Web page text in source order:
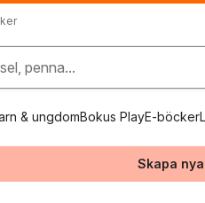
penna...
& ungdomBokus PlayE-böcker
Skapa